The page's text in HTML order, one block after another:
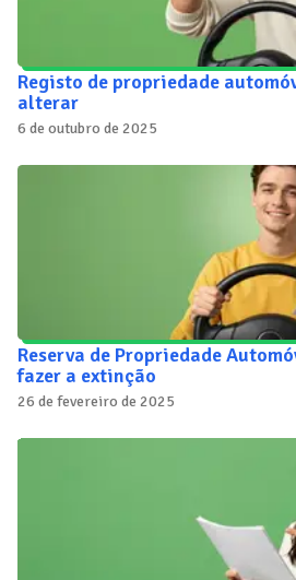
Registo de propriedade
alterar
6 de outubro de 2025
Reserva de Propriedade
fazer a extinção
26 de fevereiro de 2025